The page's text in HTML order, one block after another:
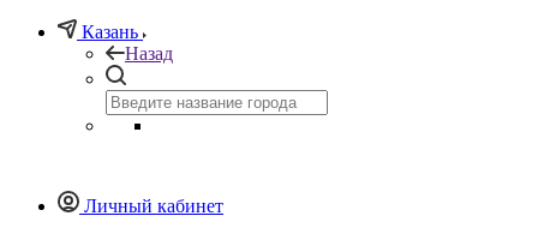
Казань
Назад
Личный кабинет